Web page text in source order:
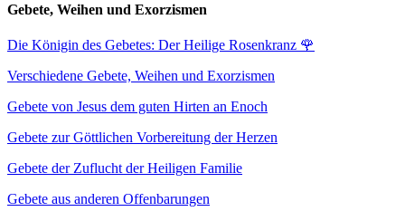
Gebete, Weihen und Exorzismen
Die Königin des Gebetes: Der Heilige Rosenkranz 🌹
Verschiedene Gebete, Weihen und Exorzismen
Gebete von Jesus dem guten Hirten an Enoch
Gebete zur Göttlichen Vorbereitung der Herzen
Gebete der Zuflucht der Heiligen Familie
Gebete aus anderen Offenbarungen